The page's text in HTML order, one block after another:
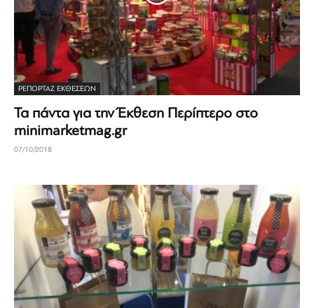
ΡΕΠΟΡΤΆΖ ΕΚΘΈΣΕΩΝ
Τα πάντα για την Έκθεση Περίπτερο στο
minimarketmag.gr
07/10/2018